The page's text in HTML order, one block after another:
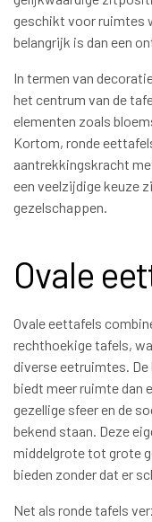
geschikt voor ruimtes
belangrijk is dan een
In termen van
het centrum van de
elementen zoals
Kortom, ronde
aantrekkingskracht
een veelzijdige keuze
gezelschappen.
Ovale
Ovale eettafels
rechthoekige tafels,
diverse eetruimtes. De
biedt meer ruimte dan
gezellige sfeer en de
bekend staan. Deze
middelgrote tot grote
bieden zonder dat er
Net als ronde tafels